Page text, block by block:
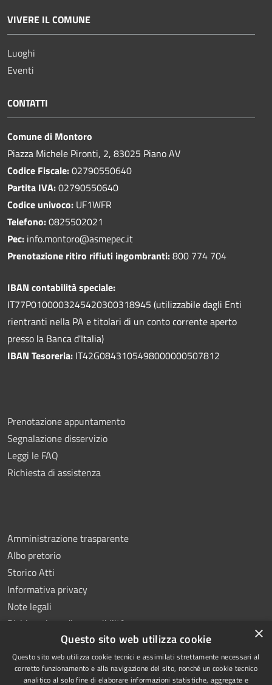
VIVERE IL COMUNE
Luoghi
Eventi
CONTATTI
Comune di Montoro
Piazza Michele Pironti, 2, 83025 Piano AV
Codice Fiscale:02790550640
Partita IVA:02790550640
Codice univoco: UF1WFR
Telefono:0825502021
Pec: info.montoro@asmepec.it
Prenotazione ritiro rifiuti ingombranti:800 774 704
IBAN contabilità speciale:
IT77P0100003245420300318945 (utilizzabile dagli Enti
rientranti nella PA e titolari di un conto corrente aperto
presso la Banca d'Italia)
IBAN Tesoreria: IT42G0843105498000000507812
Prenotazione appuntamento
Segnalazione disservizio
Leggi le FAQ
Richiesta di assistenza
Amministrazione trasparente
Albo pretorio
Storico Atti
Informativa privacy
Note legali
Dichiarazione di accessibilità
×
Questo sito web utilizza cookie
Questo sito web utilizza cookie tecnici e assimilati strettamente necessari al
corretto funzionamento e alla navigazione del sito, nonché un cookie tecnico
analitico al solo fine di elaborare informazioni statistiche, aggregate e